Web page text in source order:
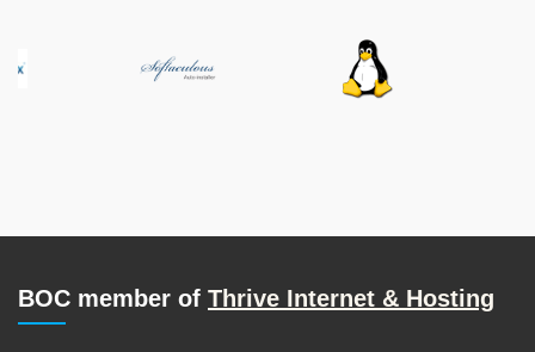
BOC member of Thrive Internet & Hosting